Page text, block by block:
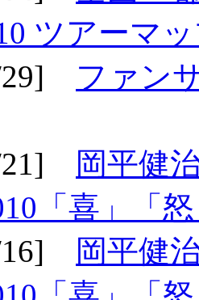
ツアーマ
29] ファン
21]
岡平健
「喜」「
16]
岡平健